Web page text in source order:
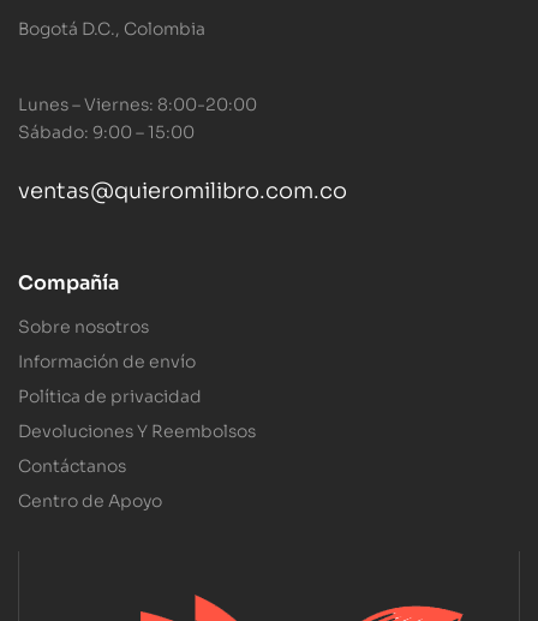
Bogotá D.C., Colombia
Lunes – Viernes: 8:00-20:00
Sábado: 9:00 – 15:00
ventas@quieromilibro.com.co
Compañía
Sobre nosotros
Información de envío
Política de privacidad
Devoluciones Y Reembolsos
Contáctanos
Centro de Apoyo